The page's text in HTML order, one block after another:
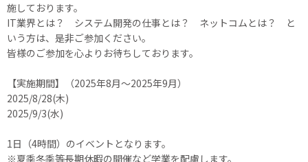
施しております。
IT業界とは？ システム開発の仕事とは？ ネットコムとは？ と
いう方は、是非ご参加ください。
皆様のご参加を心よりお待ちしております。
【実施期間】（2025年8月～2025年9月）
2025/8/28(木)
2025/9/3(水)
1日（4時間）のイベントとなります。
※夏季冬季等長期休暇の開催など学業を配慮します。